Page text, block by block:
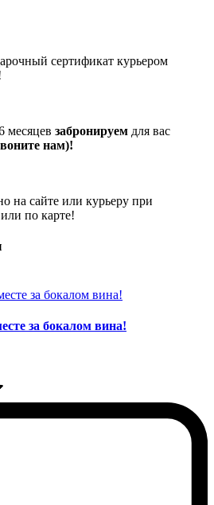
сертификат курьером
месяцев забронируем для вас
нам)!
на сайте или курьеру при
по карте!
за бокалом вина!